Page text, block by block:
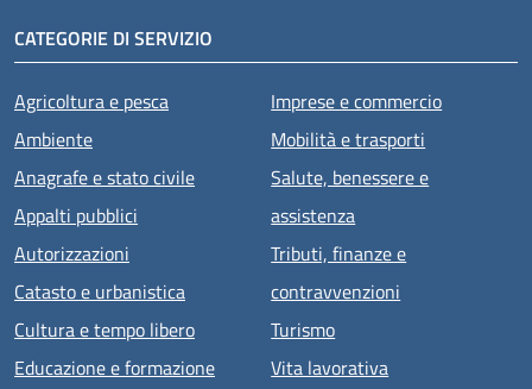
CATEGORIE DI SERVIZIO
Agricoltura e pesca
Ambiente
Anagrafe e stato civile
Appalti pubblici
Autorizzazioni
Catasto e urbanistica
Cultura e tempo libero
Educazione e formazione
Imprese e commercio
Mobilità e trasporti
Salute, benessere e
assistenza
Tributi, finanze e
contravvenzioni
Turismo
Vita lavorativa